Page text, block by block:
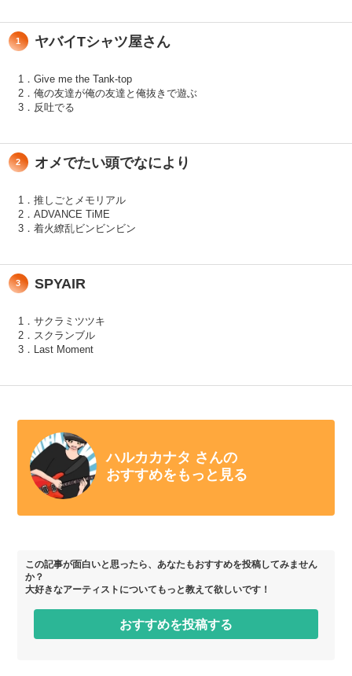
1 ヤバイTシャツ屋さん
1．Give me the Tank-top
2．俺の友達が俺の友達と俺抜きで遊ぶ
3．反吐でる
2 オメでたい頭でなにより
1．推しごとメモリアル
2．ADVANCE TiME
3．着火繚乱ビンビンビン
3 SPYAIR
1．サクラミツツキ
2．スクランブル
3．Last Moment
ハルカカナタ さんの
おすすめをもっと見る
この記事が面白いと思ったら、あなたもおすすめを投稿してみません
か？
大好きなアーティストについてもっと教えて欲しいです！
おすすめを投稿する